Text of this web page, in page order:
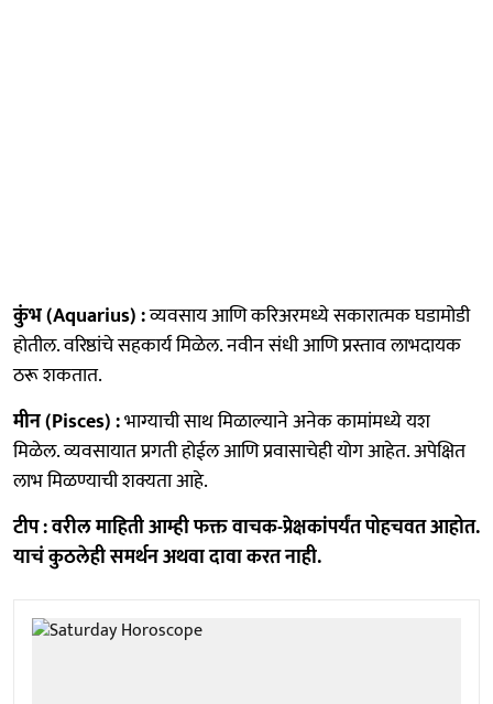
कुंभ (Aquarius) :व्यवसाय आणि करिअरमध्ये सकारात्मक घडामोडी
होतील. वरिष्ठांचे सहकार्य मिळेल. नवीन संधी आणि प्रस्ताव लाभदायक
ठरू शकतात.
मीन (Pisces) :भाग्याची साथ मिळाल्याने अनेक कामांमध्ये यश
मिळेल. व्यवसायात प्रगती होईल आणि प्रवासाचेही योग आहेत. अपेक्षित
लाभ मिळण्याची शक्यता आहे.
टीप : वरील माहिती आम्ही फक्त वाचक-प्रेक्षकांपर्यंत पोहचवत आहोत.
याचं कुठलेही समर्थन अथवा दावा करत नाही.